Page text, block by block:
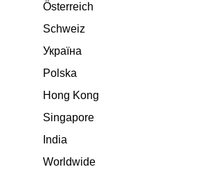
Österreich
Schweiz
Україна
Polska
Hong Kong
Singapore
India
Worldwide